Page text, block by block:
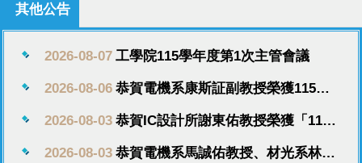
其他公告
2026-08-07 工學院115學年度第1次主管會議
2026-08-06 恭賀電機系康斯証副教授榮獲115年
2026-08-03 恭賀IC設計所謝東佑教授榮獲「114
2026-08-03 恭賀電機系馬誠佑教授、材光系林仕